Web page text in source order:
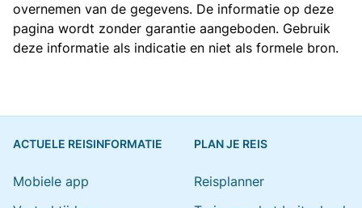
overnemen van de gegevens. De informatie op deze
pagina wordt zonder garantie aangeboden. Gebruik
deze informatie als indicatie en niet als formele bron.
ACTUELE REISINFORMATIE
Mobiele app
PLAN JE REIS
Reisplanner